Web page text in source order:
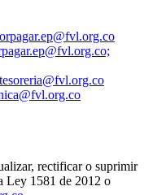
rectificar o suprimir
Ley 1581 de 2012 o